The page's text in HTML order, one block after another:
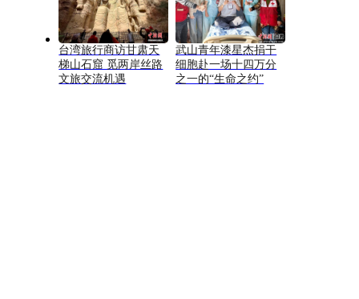
台湾旅行商访甘肃天
梯山石窟 觅两岸丝路
文旅交流机遇
武山青年漆星杰捐干
细胞赴一场十四万分
之一的“生命之约”